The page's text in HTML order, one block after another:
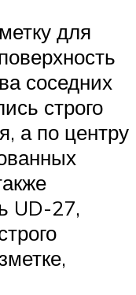
для
соседних
строго
а по центру
UD-27,